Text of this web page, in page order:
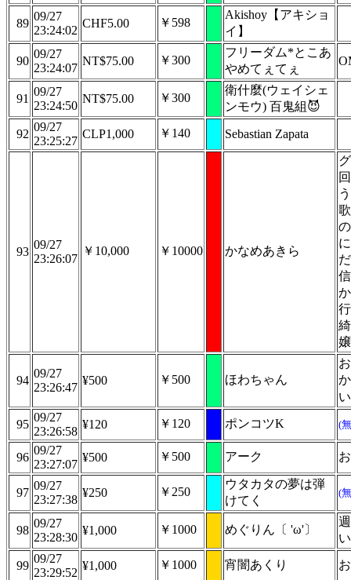
89
09/27
23:24:02
CHF5.00 ￥598
Akishoy【アキショ
イ】
90
09/27
23:24:07
NT$75.00 ￥300
フリーダム*とこあ
やめてぇてぇ
91
09/27
23:24:50
NT$75.00 ￥300
衛什麼(ウェイシェ
ンモウ) 百鬼組😈
92
09/27
23:25:27
CLP1,000 ￥140 Sebastian Zapata
93
09/27
23:26:07
￥10,000 ￥10000 かなめあきら
94
09/27
23:26:47
¥500 ￥500 ほわちゃん
い
95
09/27
23:26:58
¥120 ￥120 ポンコツK (
96
09/27
23:27:07
¥500 ￥500 アーク
97
09/27
23:27:38
¥250 ￥250
ウタカタの夢は弾
けてく
(
98
09/27
23:28:30
¥1,000 ￥1000 めぐりん〔 'ω'〕
い
99
09/27
23:29:52
¥1,000 ￥1000 宵闇あくり